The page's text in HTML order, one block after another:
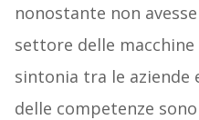
nonostante non
settore delle
sintonia tra le aziende
delle competenze